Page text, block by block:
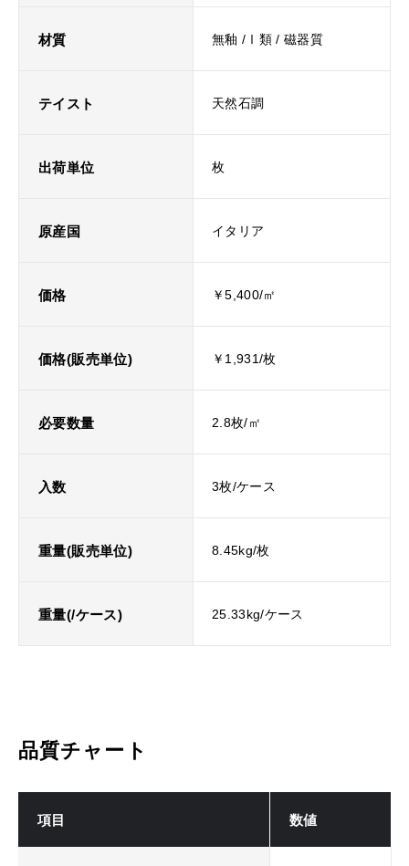
材質 無釉 /Ⅰ類 / 磁器質
テイスト 天然石調
出荷単位 枚
原産国 イタリア
価格 ￥5,400/㎡
価格(販売単位) ￥1,931/枚
必要数量 2.8枚/㎡
入数 3枚/ケース
重量(販売単位) 8.45kg/枚
重量(/ケース) 25.33kg/ケース
品質チャート
項目 数値